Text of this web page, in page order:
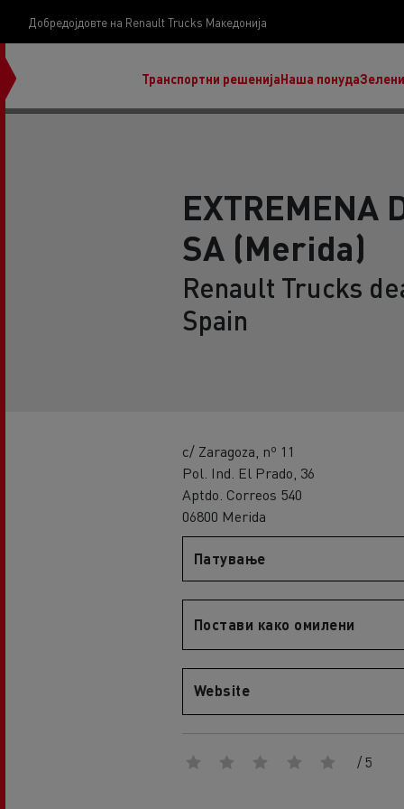
Добредојдовте на Renault Trucks Македонија
Транспортни решенијаНаша понуда
D Wide E-Tech
нашата визија
EXTREMENA
SA (Merida)
Renault Trucks
Spain
c/ Zaragoza, nº 11
Pol. Ind. El Prado, 36
Aptdo. Correos 540
06800 Merida
Патување
Постави како омилени
Website
/ 5